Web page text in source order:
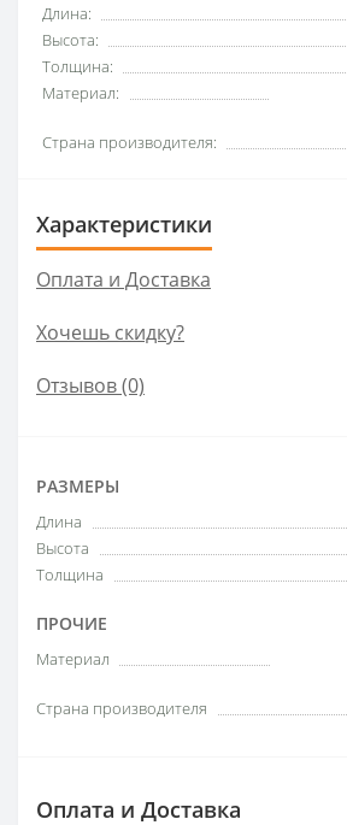
Длина:
Высота:
Толщина:
Материал:
Страна производителя:
Характеристики
Оплата и Доставка
Хочешь скидку?
Отзывов (0)
РАЗМЕРЫ
Длина
Высота
Толщина
ПРОЧИЕ
Материал
Страна производителя
Оплата и Доставка